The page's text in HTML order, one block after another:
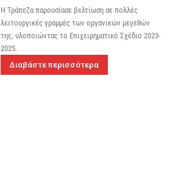
Η Τράπεζα παρουσίασε βελτίωση σε πολλές
λειτουργικές γραμμές των οργανικών μεγεθών
της, υλοποιώντας το Επιχειρηματικό Σχέδιο 2023-
2025.
Διαβάστε περισσότερα